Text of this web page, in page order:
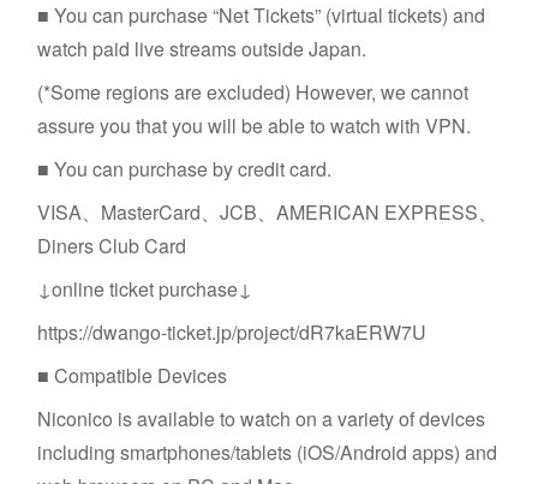
■ You can purchase “Net Tickets” (virtual tickets) and
watch paid live streams outside Japan.
(*Some regions are excluded) However, we cannot
assure you that you will be able to watch with VPN.
■ You can purchase by credit card.
VISA、MasterCard、JCB、AMERICAN EXPRESS、
Diners Club Card
↓online ticket purchase↓
https://dwango-ticket.jp/project/dR7kaERW7U
■ Compatible Devices
Niconico is available to watch on a variety of devices
including smartphones/tablets (iOS/Android apps) and